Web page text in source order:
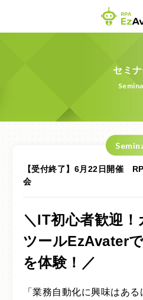
03-
お問い
ホーム
EzAvaterとは
コンテンツ
セミ
【受付終了】6月22日開催
会
＼IT初心者歓迎
ツールEzAvater
を体験！／
「業務自動化に興味はあ